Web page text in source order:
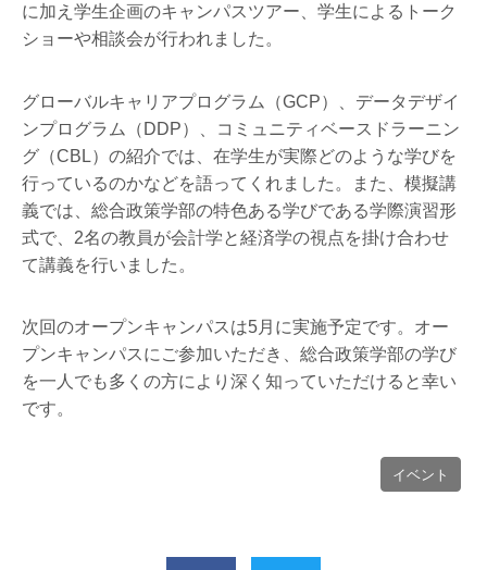
に加え学生企画のキャンパスツアー、学生によるトーク
ショーや相談会が行われました。
グローバルキャリアプログラム（GCP）、データデザイ
ンプログラム（DDP）、コミュニティベースドラーニン
グ（CBL）の紹介では、在学生が実際どのような学びを
行っているのかなどを語ってくれました。また、模擬講
義では、総合政策学部の特色ある学びである学際演習形
式で、2名の教員が会計学と経済学の視点を掛け合わせ
て講義を行いました。
次回のオープンキャンパスは5月に実施予定です。オー
プンキャンパスにご参加いただき、総合政策学部の学び
を一人でも多くの方により深く知っていただけると幸い
です。
イベント